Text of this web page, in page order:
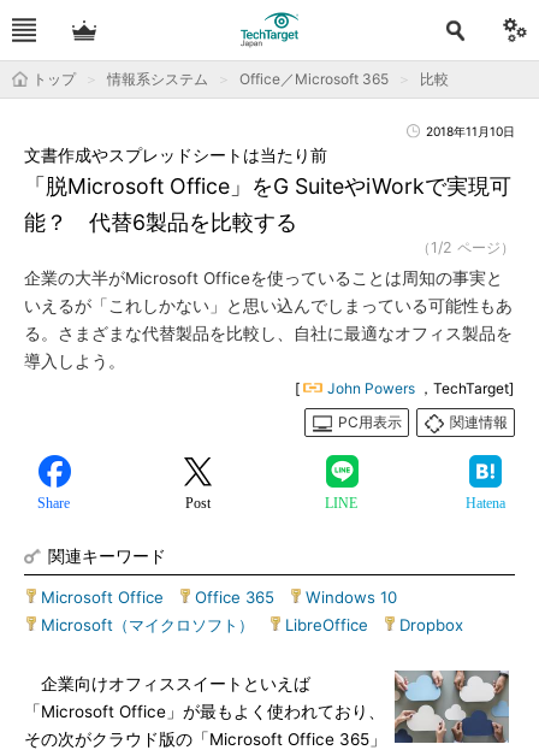
トップ 情報系システム Office／Microsoft 365 比較
2018年11月10日
「脱Microsoft Office」をG SuiteやiWorkで実現可
能？ 代替6製品を比較する
文書作成やスプレッドシートは当たり前
（1/2 ページ）
企業の大半がMicrosoft Officeを使っていることは周知の事実と
いえるが「これしかない」と思い込んでしまっている可能性もあ
る。さまざまな代替製品を比較し、自社に最適なオフィス製品を
導入しよう。
[ John Powers ，TechTarget]
PC用表示
関連情報
Share Post LINE Hatena
関連キーワード
Microsoft Office Office 365 Windows 10
Microsoft（マイクロソフト）
LibreOffice Dropbox
企業向けオフィススイートといえば
「Microsoft Office」が最もよく使われており、
その次がクラウド版の「Microsoft Office 365」